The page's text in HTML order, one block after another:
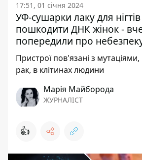
17:51, 01 січня 2024
УФ-сушарки лаку для
пошкодити ДНК жінок -
попередили про
Пристрої пов'язані з
рак, в клітинах людини
Марія Майборода
ЖУРНАЛІСТ
👍